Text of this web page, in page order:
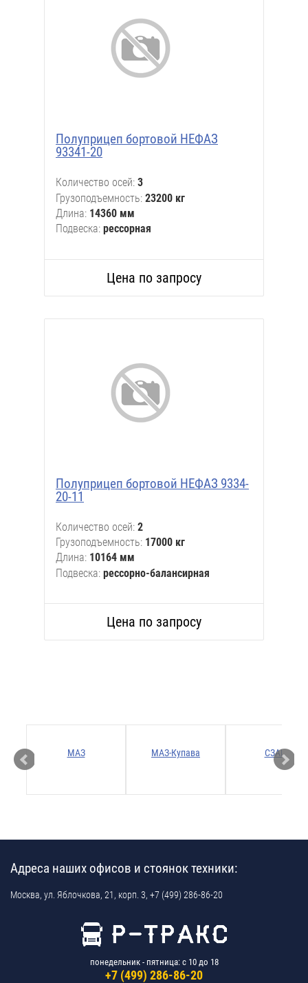
Полуприцеп бортовой НЕФАЗ
93341-20
Количество осей 3
Грузоподъемность 23200 кг
Длина 14360 мм
Подвеска рессорная
Цена по запросу
Полуприцеп бортовой НЕФАЗ 9334-
20-11
Количество осей 2
Грузоподъемность 17000 кг
Длина 10164 мм
Подвеска рессорно-балансирная
Цена по запросу
МАЗ МАЗ-Купава СЗАП
Адреса наших офисов и стоянок техники:
Москва, ул. Яблочкова, 21, корп. 3, +7 (499) 286-86-20
понедельник - пятница: с 10 до 18
+7 (499) 286-86-20